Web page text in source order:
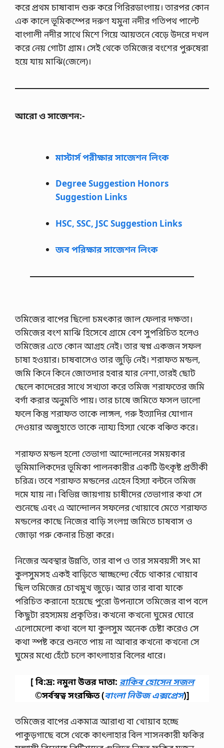
করে প্রথম চাষাবাদ শুরু করে গিরিরডাংগায়। তারপর কোন
এক কালে ভূমিকম্পের দরুণ যমুনা নদীর গতিপথ পাল্টে
বাংগালী নদীর সাথে মিশে গিয়ে আয়তনে বেড়ে উদরে দখল
করে নেয় গোটা গ্রাম। সেই থেকে তমিজের বংশের পুরুষেরা
হয়ে যায় মাঝি(জেলে)।
আরো ও সাজেশন:-
মাস্টার্স পরীক্ষার সাজেশন লিংক
Degree Suggestion Honors
Suggestion Links
HSC, SSC, JSC Suggestion Links
জব পরিক্ষার সাজেশন লিংক
তমিজের বাপের ছিলো চমৎকার জাল ফেলার দক্ষতা।
তমিজের বংশ মাঝি হিসেবে গ্রামে বেশ সুপরিচিত হলেও
তমিজের এতে কোন আগ্রহ নেই। তার স্বপ্ন একজন সফল
চাষা হওয়ার। চাষবাসেও তার জুড়ি নেই। শরাফত মন্ডল,
জমি কিনে কিনে জোতদার হবার যার নেশা,তারই ছোট
ছেলে কাদেরের সাথে সখ্যতা করে তমিজ শরাফতের জমি
বর্গা করার অনুমতি পায়। তার চাষে জমিতে ফসল ভালো
ফলে কিন্তু শরাফত তাকে লাঙ্গল, গরু ইত্যাদির যোগান
দেওয়ার অজুহাতে তাকে ন্যায্য হিস্যা থেকে বঞ্চিত করে।
শরাফত মন্ডল হলো তেভাগা আন্দোলনের সময়কার
ভূমিমালিকদের ভূমিকা পালনকারীর একটি উৎকৃষ্ট প্রতীকী
চরিত্র। তবে শরাফত মন্ডলের এহেন হিস্যা বন্টনে তমিজ
দমে যায় না। বিভিন্ন জায়গায় চাষীদের তেভাগার কথা সে
শুনেছে এবং এ আন্দোলন সফলের খোয়াবে মেতে শরাফত
মন্ডলের কাছে নিজের বাড়ি সংলগ্ন জমিতে চাষবাস ও
জোড়া গরু কেনার চিন্তা করে।
নিজের অবস্থার উন্নতি, তার বাপ ও তার সমবয়সী সৎ মা
কুলসুমসহ একই বাড়িতে স্বাচ্ছন্দ্যে বেঁচে থাকার খোয়াব
ছিল তমিজের চোখমুখ জুড়ে। আর তার বাবা যাকে
পরিচিত করানো হয়েছে পুরো উপন্যাসে তমিজের বাপ বলে
কিছুটা রহস্যময় প্রকৃতির। কখনো কখনো ঘুমের ঘোরে
এলোমেলো কথা বলে যা কুলসুম অনেক চেষ্টা করেও সে
কথা স্পষ্ট করে শুনতে পায় না আবার কখনো কখনো সে
ঘুমের মধ্যে হেঁটে চলে কাৎলাহার বিলের ধারে।
[ বি:দ্র: নমুনা উত্তর দাতা: রাকিব হোসেন সজল
©সর্বস্বত্ব সংরক্ষিত(বাংলা নিউজ এক্সপ্রেস)]
তমিজের বাপের একমাত্র আরাধ্য বা খোয়াব হচ্ছে
পাকুড়গাছে বসে থেকে কাৎলাহার বিল শাসনকারী ফকির